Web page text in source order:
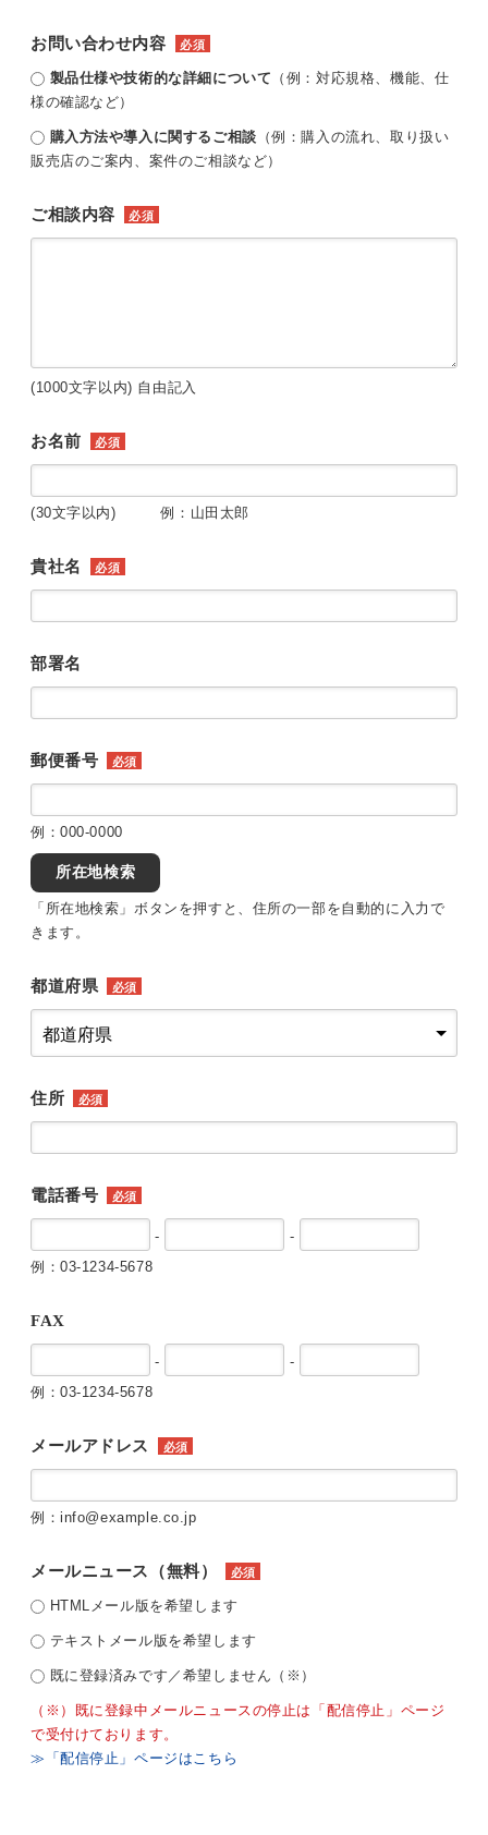
お問い合わせ内容 必須
製品仕様や技術的な詳細について （例：対応規格、機能、仕
様の確認など）
購入方法や導入に関するご相談 （例：購入の流れ、取り扱い
販売店のご案内、案件のご相談など）
ご相談内容 必須
(1000文字以内) 自由記入
お名前 必須
(30文字以内) 例：山田太郎
貴社名 必須
部署名
郵便番号 必須
例：000-0000
所在地検索
「所在地検索」ボタンを押すと、住所の一部を自動的に入力で
きます。
都道府県 必須
住所 必須
電話番号 必須
-
-
例：03-1234-5678
FAX
-
-
例：03-1234-5678
メールアドレス 必須
例：info@example.co.jp
メールニュース（無料） 必須
HTMLメール版を希望します
テキストメール版を希望します
既に登録済みです／希望しません（※）
（※）既に登録中メールニュースの停止は「配信停止」ページ
で受付けております。
≫「配信停止」ページはこちら